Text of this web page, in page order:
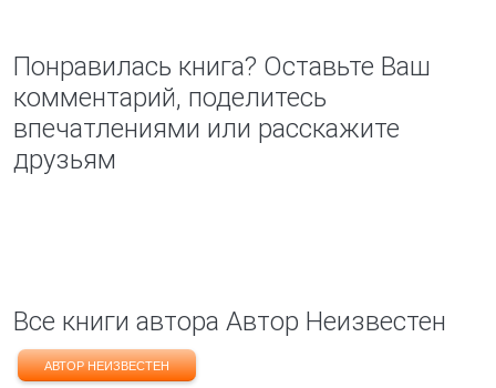
Понравилась книга? Оставьте Ваш
комментарий, поделитесь
впечатлениями или расскажите
друзьям
Все книги автора Автор Неизвестен
АВТОР НЕИЗВЕСТЕН